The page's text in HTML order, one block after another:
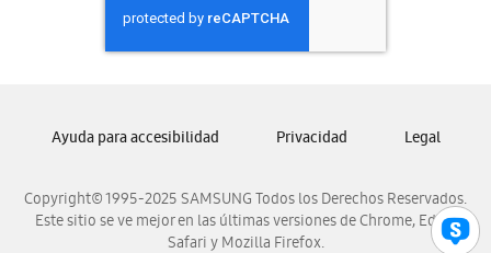
Samsung Nicaragua
Samsung Panamá
Samsung Venezuela
Copyright© 1995-2025 SAMSUNG Todos los Derechos Reservados.
Este sitio se ve mejor en las últimas versiones de Chrome, Edge,
Safari y Mozilla Firefox.
Ayuda para accesibilidad Privacidad Legal